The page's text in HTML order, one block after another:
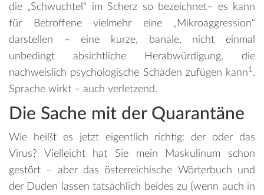
die „Schwuchtel“ im Scherz so bezeichnet– es kann
für Betroffene vielmehr eine „Mikroaggression“
darstellen – eine kurze, banale, nicht einmal
unbedingt absichtliche Herabwürdigung, die
nachweislich psychologische Schäden zufügen kann1.
Sprache wirkt – auch verletzend.
Die Sache mit der Quarantäne
Wie heißt es jetzt eigentlich richtig: der oder das
Virus? Vielleicht hat Sie mein Maskulinum schon
gestört – aber das österreichische Wörterbuch und
der Duden lassen tatsächlich beides zu (wenn auch in